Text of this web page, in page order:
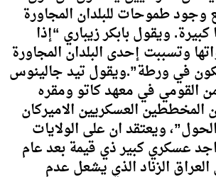
طموحات للبلدان المجاورة
ويقول بابكر زيباري “إذا
وتسببت إحدى البلدان المجاورة
في ورطة”.ويقول تيد جالينوس
القومي في معهد كاتو ومقره
العسكريين الاميركان
ويعتقد ان على الولايات
عسكري كبير ذي قيمة بعد عام
العراق الزناد الذي يشعل عدم